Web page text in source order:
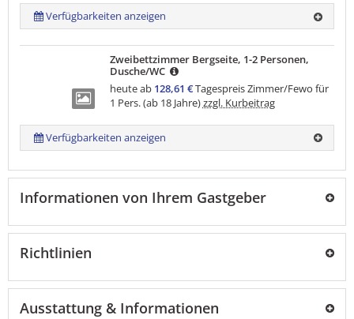
Verfügbarkeiten anzeigen
Zweibettzimmer Bergseite, 1-2 Personen,
Dusche/WC
heute ab 128,61 €Tagespreis Zimmer/Fewo für
1 Pers. (ab 18 Jahre)zzgl. Kurbeitrag
Verfügbarkeiten anzeigen
Informationen von Ihrem Gastgeber
Richtlinien
Ausstattung & Informationen